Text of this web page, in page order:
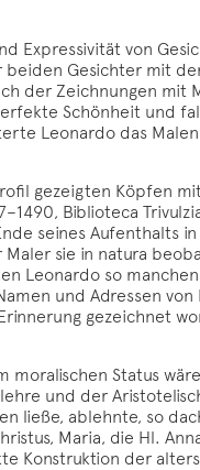
Expressivität von
Gesichter mit
der Zeichnungen
Schönheit und
Leonardo das
gezeigten Köpfen
Biblioteca
seines Aufenthalts
sie in natura
Leonardo so
und Adressen
gezeichnet
Status
und der
ließe, ablehnte, so
Maria, die Hl.
Konstruktion der